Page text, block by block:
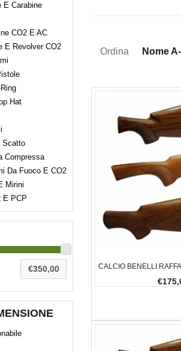
E Carabine
CO2 E AC
E Revolver CO2
Hat
Scatto
Compressa
Da Fuoco E CO2
Mirini
E PCP
Ordina Nome
CALCIO BENELLI